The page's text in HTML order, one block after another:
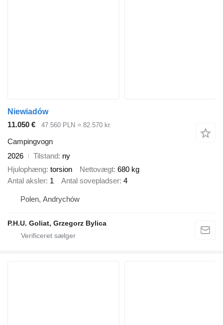
Niewiadów
11.050 €
47.560 PLN ≈ 82.570 kr.
Campingvogn
2026
Tilstand ny
Hjulophæng torsion Nettovægt 680 kg
Antal aksler 1 Antal sovepladser 4
Polen, Andrychów
P.H.U. Goliat, Grzegorz Bylica